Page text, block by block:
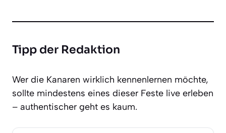
Tipp der Redaktion
Wer die Kanaren wirklich kennenlernen möchte,
sollte mindestens eines dieser Feste live erleben
– authentischer geht es kaum.